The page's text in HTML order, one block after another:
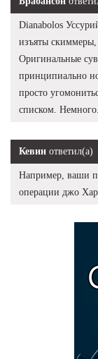
Dianabolos
изъяты скиммеры,
Оригинальные
принципиально
просто
списком. Немного.
Кевин ответил(а)
Например, ваши
операции джо